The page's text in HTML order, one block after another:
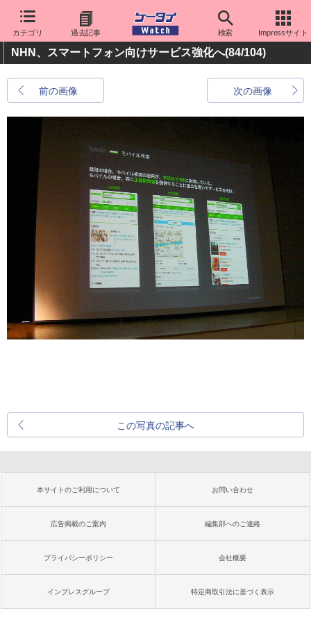
カテゴリ 過去記事 検索 Impressサイト
NHN、スマートフォン向けサービス強化へ(84/104)
前の画像 次の画像
この写真の記事へ
本サイトのご利用について お問い合わせ
広告掲載のご案内 編集部へのご連絡
プライバシーポリシー 会社概要
インプレスグループ 特定商取引法に基づく表示